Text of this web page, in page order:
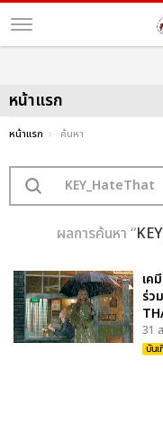
หน้าแรก
หน้าแรก ค้นหา
ผลการค้นหา “
เค
ร่ว
31
บันเ